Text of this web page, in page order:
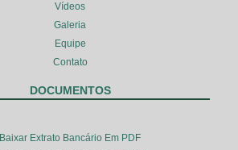
Vídeos
Galeria
Equipe
Contato
DOCUMENTOS
Baixar Extrato Bancário Em PDF